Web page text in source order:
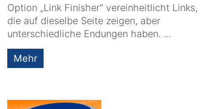
Option „Link Finisher“ vereinheitlicht Links,
die auf dieselbe Seite zeigen, aber
unterschiedliche Endungen haben. ...
Mehr